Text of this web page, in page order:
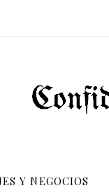
Y NEGOCIOS